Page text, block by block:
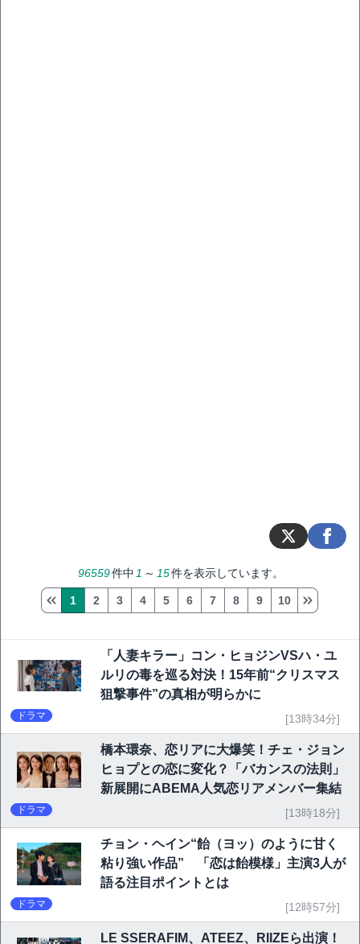
96559件中 1 ～ 15件を表示しています。
1 2 3 4 5 6 7 8 9 10
「人妻キラー」コン・ヒョジンVSハ・ユ
ルリの毒を巡る対決！15年前“クリスマス
狙撃事件”の真相が明らかに
ドラマ [13時34分]
橋本環奈、恋リアに大爆笑！チェ・ジョン
ヒョプとの恋に変化？「バカンスの法則」
新展開にABEMA人気恋リアメンバー集結
ドラマ [13時18分]
チョン・ヘイン“飴（ヨッ）のように甘く
粘り強い作品” 「恋は飴模様」主演3人が
語る注目ポイントとは
ドラマ [12時57分]
LE SSERAFIM、ATEEZ、RIIZEら出演！